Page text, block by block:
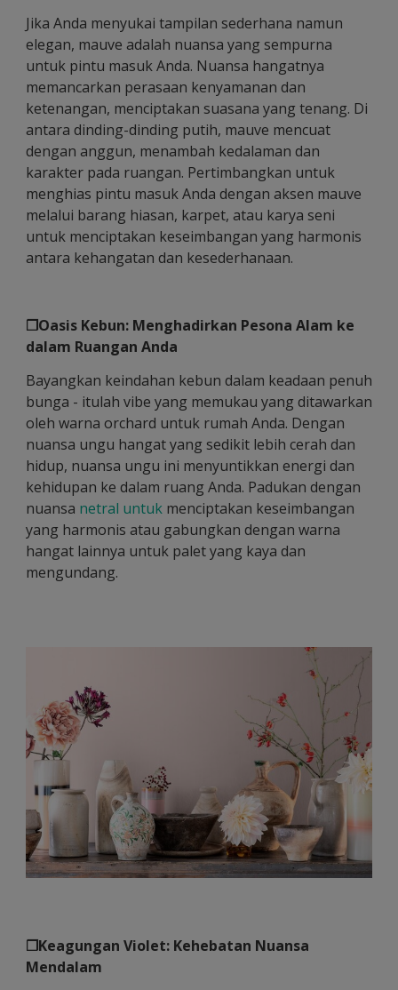
Jika Anda menyukai tampilan sederhana namun
elegan, mauve adalah nuansa yang sempurna
untuk pintu masuk Anda. Nuansa hangatnya
memancarkan perasaan kenyamanan dan
ketenangan, menciptakan suasana yang tenang. Di
antara dinding-dinding putih, mauve mencuat
dengan anggun, menambah kedalaman dan
karakter pada ruangan. Pertimbangkan untuk
menghias pintu masuk Anda dengan aksen mauve
melalui barang hiasan, karpet, atau karya seni
untuk menciptakan keseimbangan yang harmonis
antara kehangatan dan kesederhanaan.
❐Oasis Kebun: Menghadirkan Pesona Alam ke
dalam Ruangan Anda
Bayangkan keindahan kebun dalam keadaan penuh
bunga - itulah vibe yang memukau yang ditawarkan
oleh warna orchard untuk rumah Anda. Dengan
nuansa ungu hangat yang sedikit lebih cerah dan
hidup, nuansa ungu ini menyuntikkan energi dan
kehidupan ke dalam ruang Anda. Padukan dengan
nuansa netral untuk menciptakan keseimbangan
yang harmonis atau gabungkan dengan warna
hangat lainnya untuk palet yang kaya dan
mengundang.
❐Keagungan Violet: Kehebatan Nuansa
Mendalam